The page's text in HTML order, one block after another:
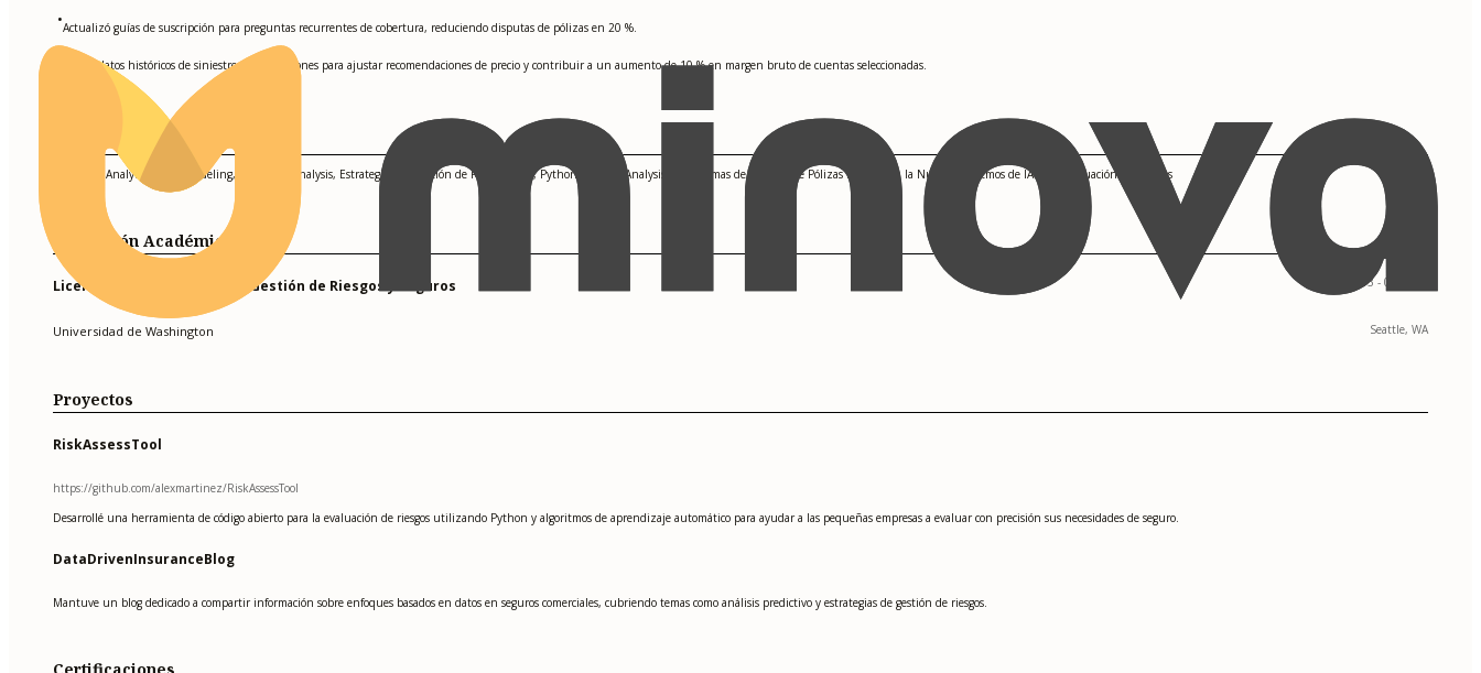
•Actualizó guías de suscripción para preguntas recurrentes de cobertura, reduciendo disputas de pólizas en 20 %.
Revisó datos históricos de siniestros y renovaciones para ajustar recomendaciones de precio y contribuir a un aumento de 10 % en margen bruto de cuentas seleccionadas.
Predictive Analytics, Data Modeling, Statistical Analysis, Estrategias de Gestión de Riesgos, SAS, Python for Data Analysis, Plataformas de Gestión de Pólizas basadas en la Nube, Algoritmos de IA para Evaluación de Riesgos
Formación Académica
Licenciatura en Ciencias en Gestión de Riesgos y Seguros 09/2013 - 05/2017
Universidad de Washington Seattle, WA
Proyectos
RiskAssessTool
https://github.com/alexmartinez/RiskAssessTool
Desarrollé una herramienta de código abierto para la evaluación de riesgos utilizando Python y algoritmos de aprendizaje automático para ayudar a las pequeñas empresas a evaluar con precisión sus necesidades de seguro.
DataDrivenInsuranceBlog
Mantuve un blog dedicado a compartir información sobre enfoques basados en datos en seguros comerciales, cubriendo temas como análisis predictivo y estrategias de gestión de riesgos.